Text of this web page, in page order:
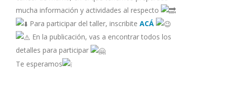
mucha información y actividades al respecto
Para participar del taller, inscribite ACÁ
En la publicación, vas a encontrar todos los
detalles para participar
Te esperamos